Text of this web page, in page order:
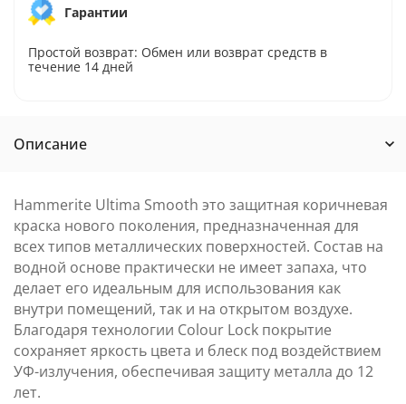
Гарантии
Простой возврат: Обмен или возврат средств в
течение 14 дней
Описание
Hammerite Ultima Smooth это защитная коричневая
краска нового поколения, предназначенная для
всех типов металлических поверхностей. Состав на
водной основе практически не имеет запаха, что
делает его идеальным для использования как
внутри помещений, так и на открытом воздухе.
Благодаря технологии Colour Lock покрытие
сохраняет яркость цвета и блеск под воздействием
УФ-излучения, обеспечивая защиту металла до 12
лет.